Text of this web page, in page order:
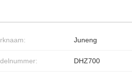
Juneng
DHZ700